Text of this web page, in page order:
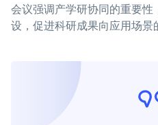
会议强调产学研协同的重要
设，促进科研成果向应用场景